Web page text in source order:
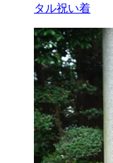
タル祝い着